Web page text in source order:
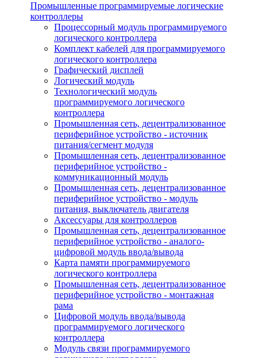
Промышленные программируемые логические
контроллеры
Процессорный модуль программируемого
логического контроллера
Комплект кабелей для программируемого
логического контроллера
Графический дисплей
Логический модуль
Технологический модуль
программируемого логического
контроллера
Промышленная сеть, децентрализованное
периферийное устройство - источник
питания/сегмент модуля
Промышленная сеть, децентрализованное
периферийное устройство -
коммуникационный модуль
Промышленная сеть, децентрализованное
периферийное устройство - модуль
питания, выключатель двигателя
Аксессуары для контроллеров
Промышленная сеть, децентрализованное
периферийное устройство - аналого-
цифровой модуль ввода/вывода
Карта памяти программируемого
логического контроллера
Промышленная сеть, децентрализованное
периферийное устройство - монтажная
рама
Цифровой модуль ввода/вывода
программируемого логического
контроллера
Модуль связи программируемого